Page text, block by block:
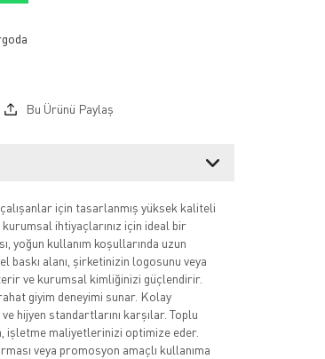
Bu Ürünü Paylaş
için tasarlanmış yüksek kaliteli
ihtiyaçlarınız için ideal bir
yoğun kullanım koşullarında uzun
baskı alanı, şirketinizin logosunu veya
ve kurumsal kimliğinizi güçlendirir.
giyim deneyimi sunar. Kolay
hijyen standartlarını karşılar. Toplu
işletme maliyetlerinizi optimize eder.
veya promosyon amaçlı kullanıma